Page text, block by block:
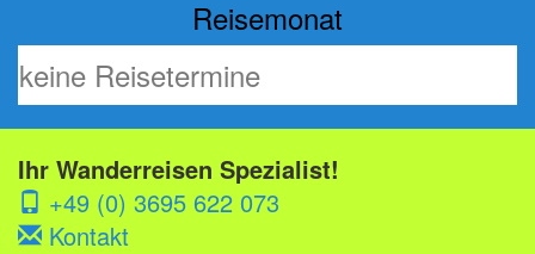
Reisemonat
Ihr Wanderreisen Spezialist!
+49 (0) 3695 622 073
Kontakt